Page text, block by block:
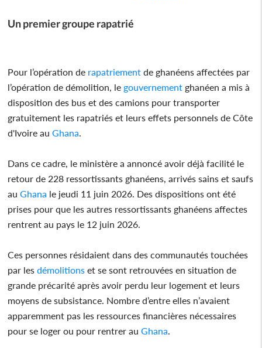
Un premier groupe rapatrié
Pour l’opération de rapatriement de ghanéens affectées par
l’opération de démolition, le gouvernement ghanéen a mis à
disposition des bus et des camions pour transporter
gratuitement les rapatriés et leurs effets personnels de Côte
d'Ivoire auGhana
Dans ce cadre, le ministère a annoncé avoir déjà facilité le
retour de 228 ressortissants ghanéens, arrivés sains et saufs
auGhana le jeudi 11 juin 2026. Des dispositions ont été
prises pour que les autres ressortissants ghanéens affectes
rentrent au pays le 12 juin 2026.
Ces personnes résidaient dans des communautés touchées
par les démolitions et se sont retrouvées en situation de
grande précarité après avoir perdu leur logement et leurs
moyens de subsistance. Nombre d’entre elles n’avaient
apparemment pas les ressources financières nécessaires
pour se loger ou pour rentrer auGhana